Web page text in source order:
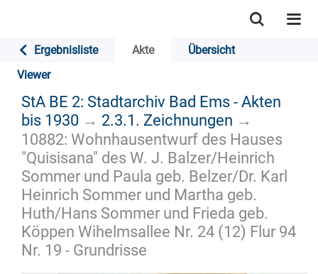
Ergebnisliste Akte
Übersicht
Viewer
StA BE 2: Stadtarchiv Bad Ems - Akten
bis 1930 → 2.3.1. Zeichnungen →
10882: Wohnhausentwurf des Hauses
"Quisisana" des W. J. Balzer/Heinrich
Sommer und Paula geb. Belzer/Dr. Karl
Heinrich Sommer und Martha geb.
Huth/Hans Sommer und Frieda geb.
Köppen Wihelmsallee Nr. 24 (12) Flur 94
Nr. 19 - Grundrisse